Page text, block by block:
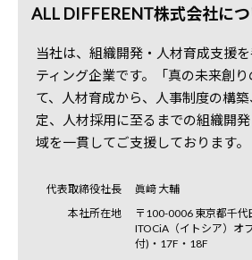
ALL DIFFERENT株式会社につ
当社は、組織開発・人材育成支援
ティング企業です。「真の未来創
て、人材育成から、人事制度の構
定、人材採用に至るまでの組織開
域を一貫してご支援しております。
代表取締役社長
眞﨑 大輔
本社所在地
〒100-0006 東京都千
ITOCiA（イトシア）オ
付)・17F・18F